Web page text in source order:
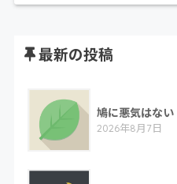
最新の投稿
鳩に悪気はない
2026年8月7日